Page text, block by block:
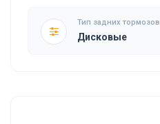
Тип задних тормозов
Дисковые